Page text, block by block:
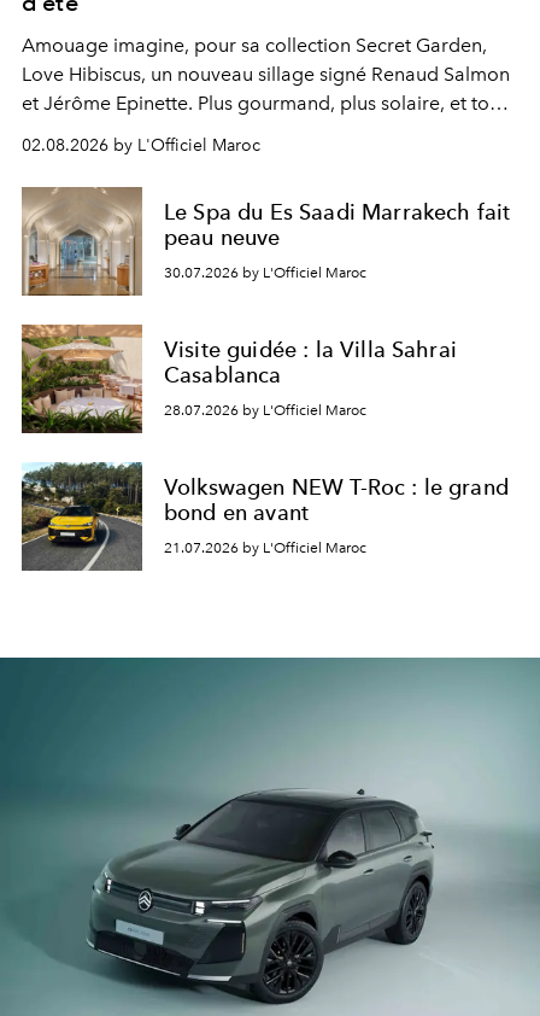
Amouage imagine, pour sa collection Secret Garden,
Love Hibiscus, un nouveau sillage signé Renaud Salmon
et Jérôme Epinette. Plus gourmand, plus solaire, et tout
à fait irrésistible.
02.08.2026 by L'Officiel Maroc
Le Spa du Es Saadi Marrakech fait
peau neuve
30.07.2026 by L'Officiel Maroc
Visite guidée : la Villa Sahrai
Casablanca
28.07.2026 by L'Officiel Maroc
Volkswagen NEW T-Roc : le grand
bond en avant
21.07.2026 by L'Officiel Maroc